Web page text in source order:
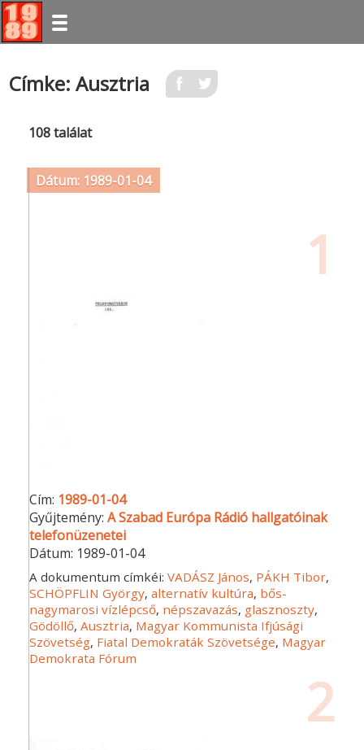
Ugrás
Címke: Ausztria
108 találat
Dátum: 1989-01-04
1
Cím: 1989-01-04
Gyűjtemény:A Szabad Európa Rádió hallgatóinak
telefonüzenetei
Dátum: 1989-01-04
A dokumentum címkéi:VADÁSZ János, PÁKH Tibor,
SCHÖPFLIN György,alternatív kultúra, bős-
nagymarosi vízlépcső, népszavazás, glasznoszty,
Gödöllő,Ausztria, Magyar Kommunista Ifjúsági
Szövetség, Fiatal Demokraták Szövetsége, Magyar
Demokrata Fórum
2